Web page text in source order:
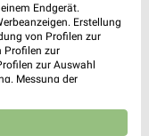
Geschlossen
Endgerät.
Erstellung
von Profilen zur
Profilen zur
zur Auswahl
Messung der
Entwicklung und
Daten zur Auswahl